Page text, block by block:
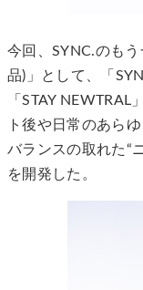
今回、SYNC.のも
品)」として、「
「STAY
ト後や日常のあら
バランスの取れた“
を開発した。